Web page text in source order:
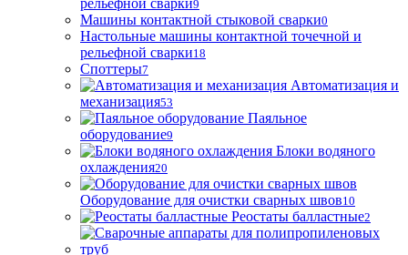
рельефной сварки9
Машины контактной стыковой сварки0
Настольные машины контактной точечной и
рельефной сварки18
Споттеры7
Автоматизация и
механизация53
Паяльное
оборудование9
Блоки водяного
охлаждения20
Оборудование для очистки сварных швов10
Реостаты балластные2